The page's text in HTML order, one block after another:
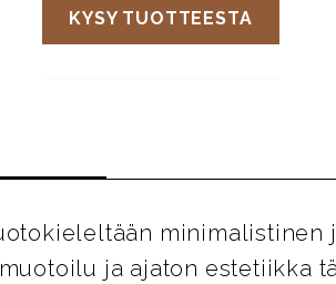
KYSY TUOTTEESTA
minimalistinen
ja ajaton estetiikka